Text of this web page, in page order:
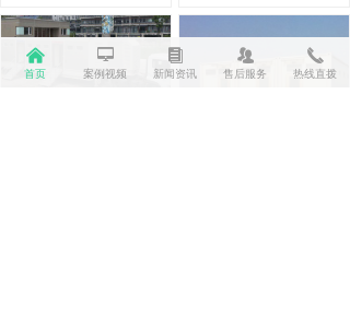
낀
首页
넡
案例视频
뀴
新闻资讯
뀡
售后服务
끅
热线直拨